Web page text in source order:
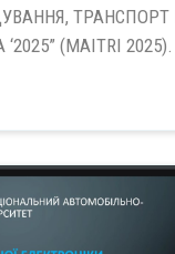
ТРАНСПОРТ
(MAITRI